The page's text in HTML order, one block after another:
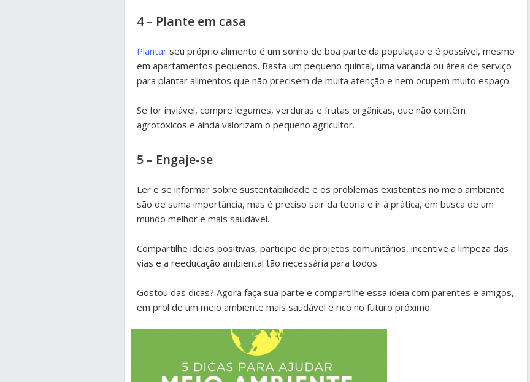
4 – Plante em casa
Plantar seu próprio alimento é um sonho de boa parte da população e é possível, mesmo
em apartamentos pequenos. Basta um pequeno quintal, uma varanda ou área de serviço
para plantar alimentos que não precisem de muita atenção e nem ocupem muito espaço.
Se for inviável, compre legumes, verduras e frutas orgânicas, que não contêm
agrotóxicos e ainda valorizam o pequeno agricultor.
5 – Engaje-se
Ler e se informar sobre sustentabilidade e os problemas existentes no meio ambiente
são de suma importância, mas é preciso sair da teoria e ir à prática, em busca de um
mundo melhor e mais saudável.
Compartilhe ideias positivas, participe de projetos comunitários, incentive a limpeza das
vias e a reeducação ambiental tão necessária para todos.
Gostou das dicas? Agora faça sua parte e compartilhe essa ideia com parentes e amigos,
em prol de um meio ambiente mais saudável e rico no futuro próximo.